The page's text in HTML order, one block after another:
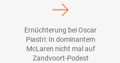
Ernüchterung bei Oscar
Piastri: In dominantem
McLaren nicht mal auf
Zandvoort-Podest